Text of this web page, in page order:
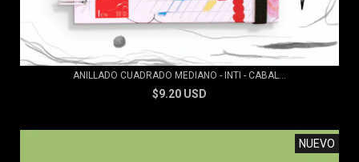
ANILLADO CUADRADO MEDIANO - INTI - CABAL...
$9.20 USD
NUEVO